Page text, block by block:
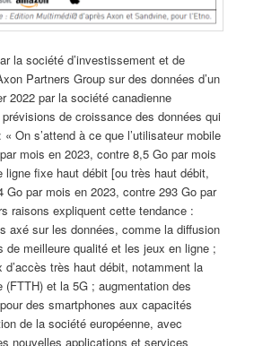
la société d’investissement et de
Partners Group sur des données d’un
2022 par la société canadienne
de croissance des données qui
On s’attend à ce que l’utilisateur mobile
mois en 2023, contre 8,5 Go par mois
ligne fixe haut débit [ou très haut débit,
Go par mois en 2023, contre 293 Go par
raisons expliquent cette tendance :
axé sur les données, comme la diffusion
de meilleure qualité et les jeux en ligne ;
très haut débit, notamment la
(FTTH) et la 5G ; augmentation des
des smartphones aux capacités
de la société européenne, avec
nouvelles applications et services